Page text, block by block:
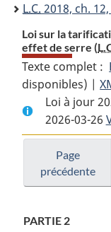
L.C. 2018, ch.
Loi sur la
effet de serre (
Texte complet :
disponibles) |
Loi à jour
2026-03-26
Page
précédente
PARTIE 2